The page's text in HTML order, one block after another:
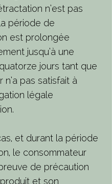
n’est pas
période de
est prolongée
jusqu’à une
jours tant que
n’a pas satisfait à
légale
et durant la période
le consommateur
de précaution
et son